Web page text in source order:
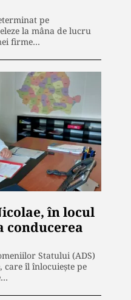
pe
la mâna de lucru
firme…
în locul
conducerea
Statului (ADS)
care îl înlocuiește pe